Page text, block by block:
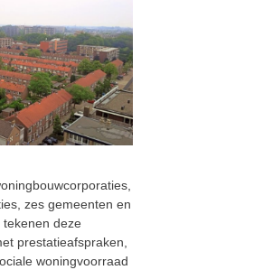
zes gemeenten en
deze
prestatieafspraken,
woningvoorraad